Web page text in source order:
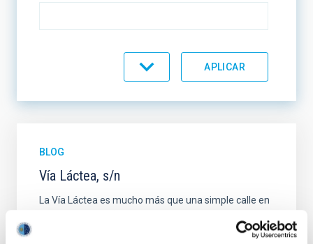
ORDENAR ORDEN
BLOG
Vía Láctea, s/n
La Vía Láctea es mucho más que una simple calle en